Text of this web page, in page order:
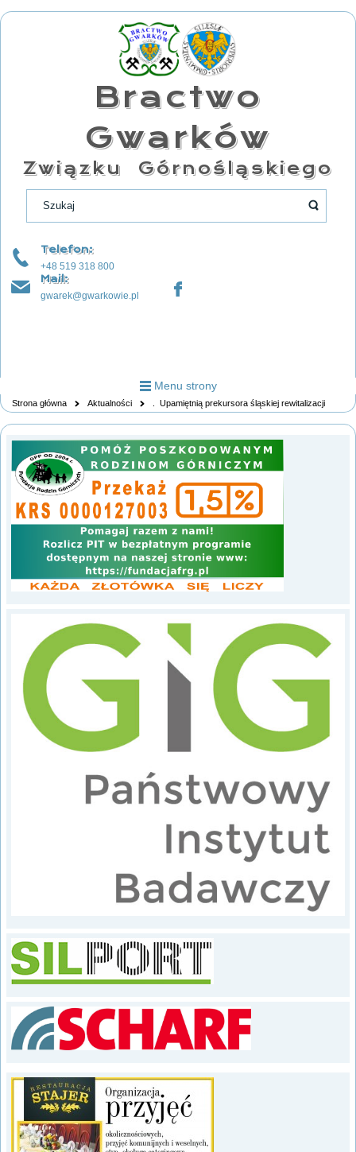
Bractwo
Gwarków
Związku Górnośląskiego
Telefon:
+48 519 318 800
Mail:
gwarek@gwarkowie.pl
Menu strony
Strona główna Aktualności . Upamiętnią prekursora śląskiej rewitalizacji